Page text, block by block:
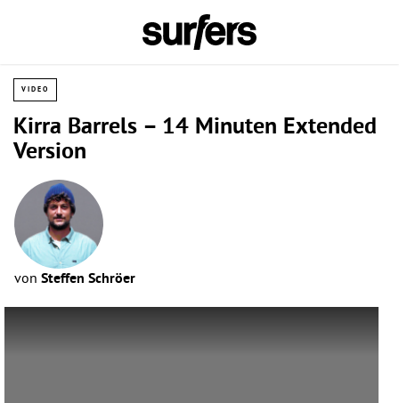
VIDEO
Kirra Barrels – 14 Minuten Extended
Version
von Steffen Schröer